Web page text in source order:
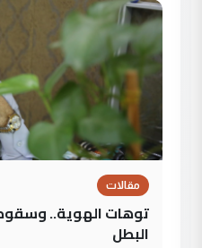
مقالات
توهات الهوية..
البطل